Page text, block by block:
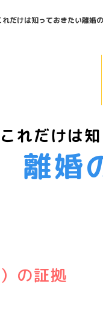
れだけは知っておきたい離婚
これだけは
離婚
の証拠